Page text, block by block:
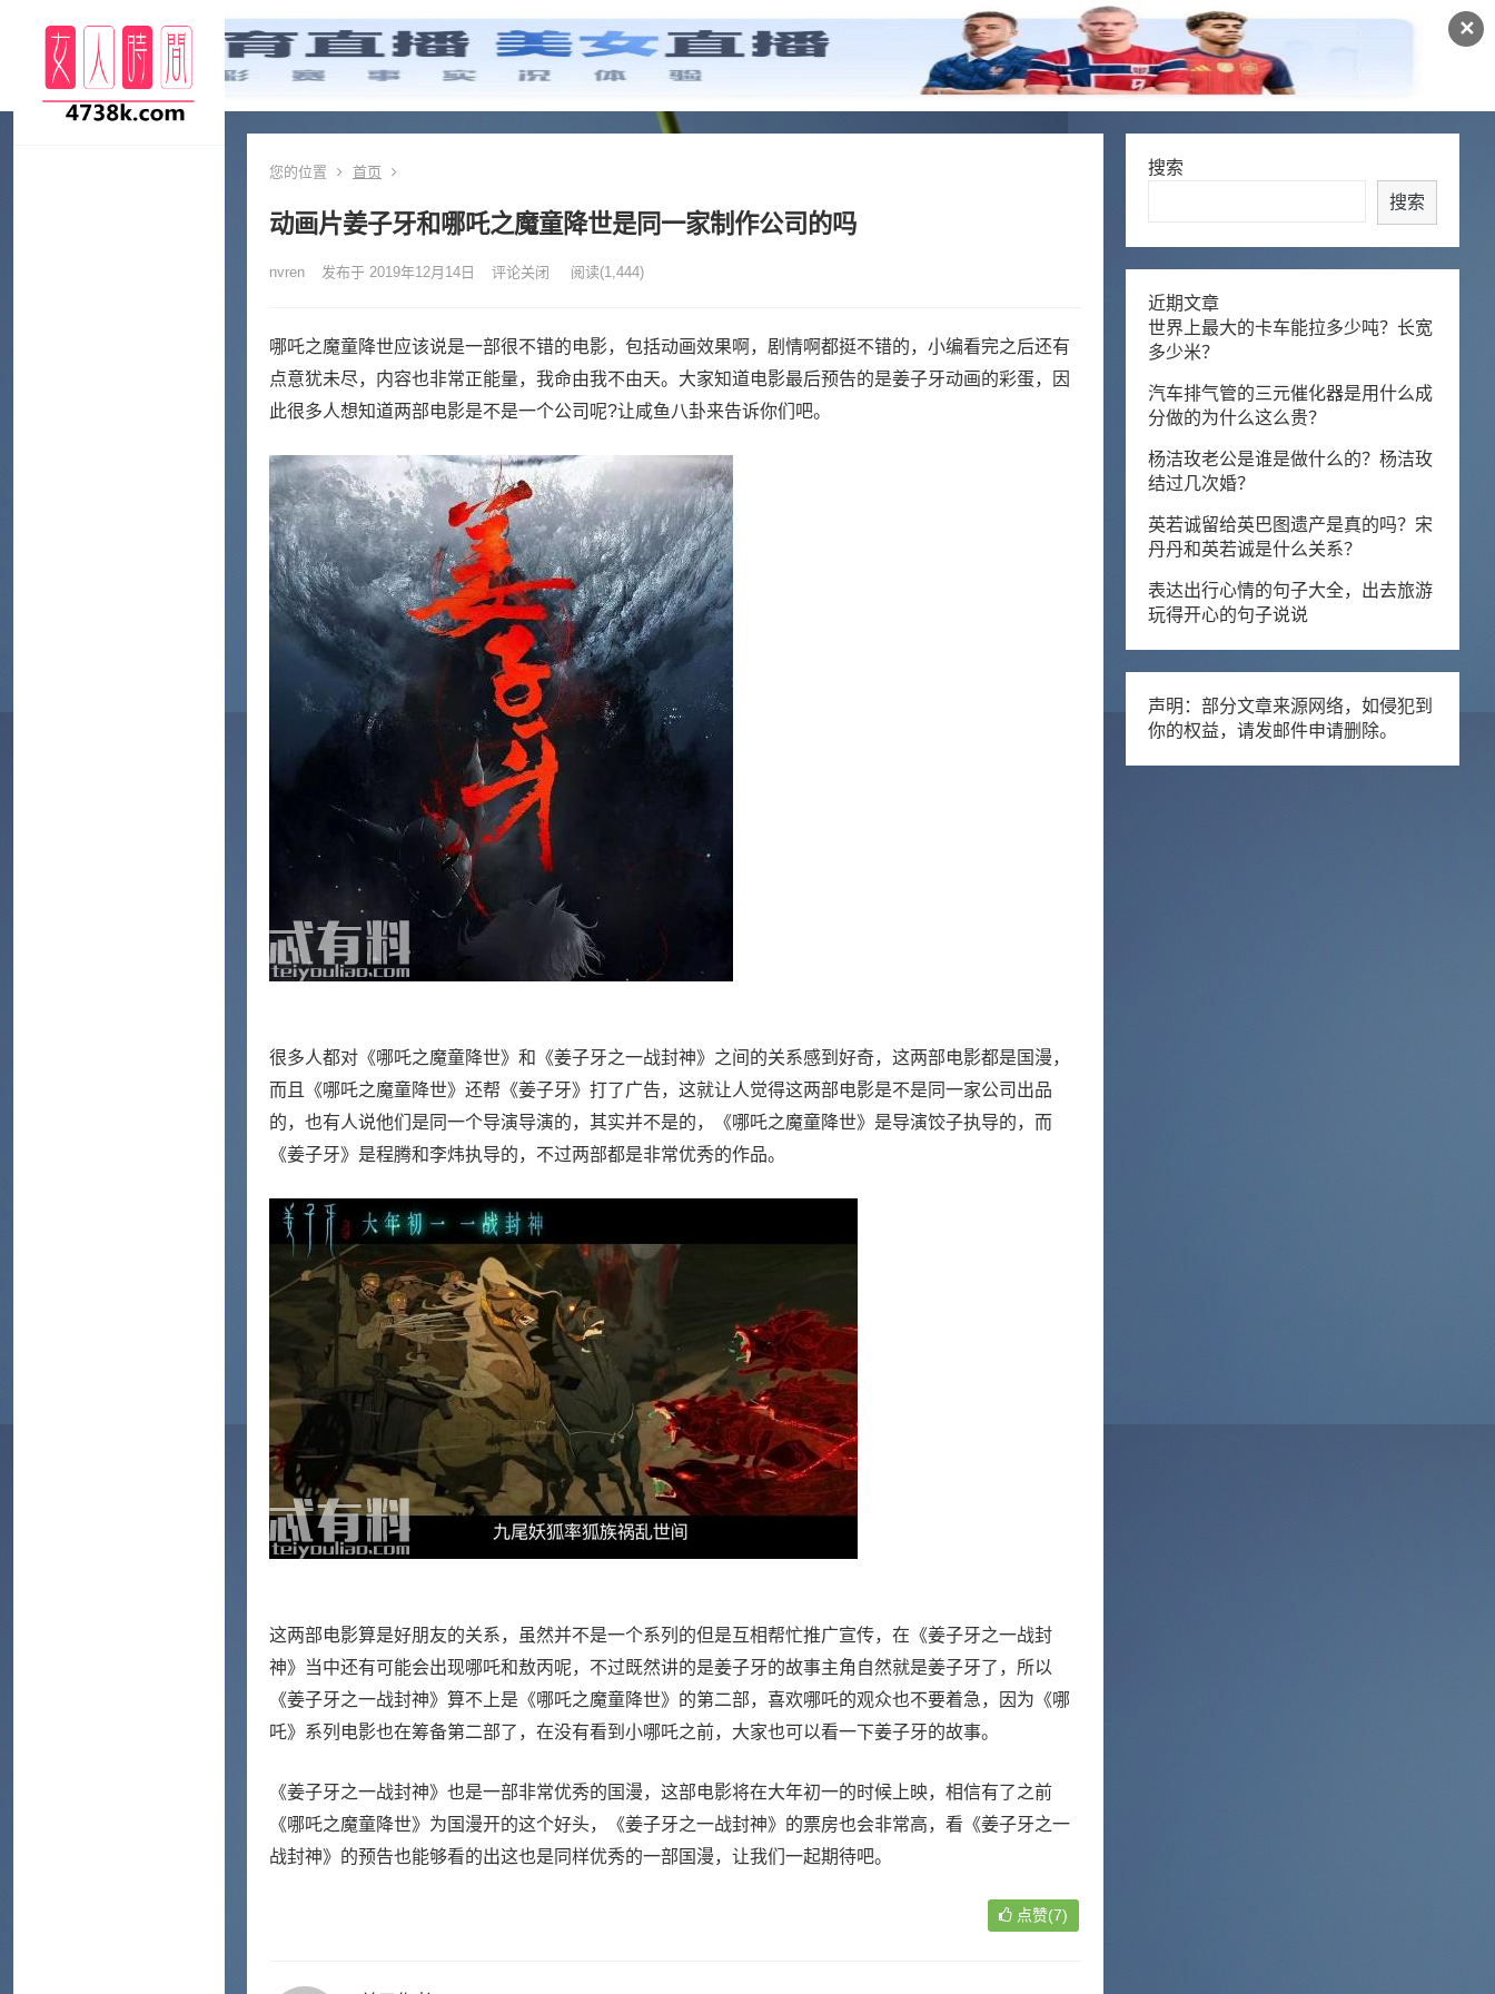
✕
您的位置 首页
动画片姜子牙和哪吒之魔童降世是同一家制作公司的吗
nvren 发布于 2019年12月14日 评论关闭 阅读(1,444)
哪吒之魔童降世应该说是一部很不错的电影，包括动画效果啊，剧情啊都挺不错的，小编看完之后还有
点意犹未尽，内容也非常正能量，我命由我不由天。大家知道电影最后预告的是姜子牙动画的彩蛋，因
此很多人想知道两部电影是不是一个公司呢?让咸鱼八卦来告诉你们吧。
很多人都对《哪吒之魔童降世》和《姜子牙之一战封神》之间的关系感到好奇，这两部电影都是国漫，
而且《哪吒之魔童降世》还帮《姜子牙》打了广告，这就让人觉得这两部电影是不是同一家公司出品
的，也有人说他们是同一个导演导演的，其实并不是的，《哪吒之魔童降世》是导演饺子执导的，而
《姜子牙》是程腾和李炜执导的，不过两部都是非常优秀的作品。
这两部电影算是好朋友的关系，虽然并不是一个系列的但是互相帮忙推广宣传，在《姜子牙之一战封
神》当中还有可能会出现哪吒和敖丙呢，不过既然讲的是姜子牙的故事主角自然就是姜子牙了，所以
《姜子牙之一战封神》算不上是《哪吒之魔童降世》的第二部，喜欢哪吒的观众也不要着急，因为《哪
吒》系列电影也在筹备第二部了，在没有看到小哪吒之前，大家也可以看一下姜子牙的故事。
《姜子牙之一战封神》也是一部非常优秀的国漫，这部电影将在大年初一的时候上映，相信有了之前
《哪吒之魔童降世》为国漫开的这个好头，《姜子牙之一战封神》的票房也会非常高，看《姜子牙之一
战封神》的预告也能够看的出这也是同样优秀的一部国漫，让我们一起期待吧。
点赞(7)
搜索
搜索
近期文章
世界上最大的卡车能拉多少吨？长宽
多少米？
汽车排气管的三元催化器是用什么成
分做的为什么这么贵？
杨洁玫老公是谁是做什么的？杨洁玫
结过几次婚？
英若诚留给英巴图遗产是真的吗？宋
丹丹和英若诚是什么关系？
表达出行心情的句子大全，出去旅游
玩得开心的句子说说
声明：部分文章来源网络，如侵犯到
你的权益，请发邮件申请删除。